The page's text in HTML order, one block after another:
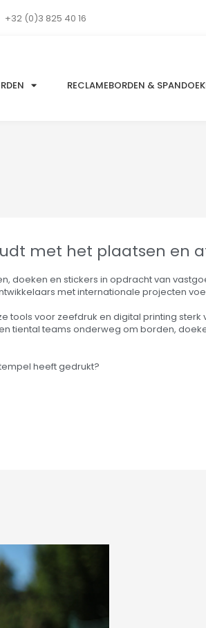
+32 (0)3 825 40 16
RECLAMEBORDEN &
met het plaatsen en
doeken en stickers in opdracht van
met internationale projecten
tools voor zeefdruk en digital printing
tiental teams onderweg om borden,
heeft gedrukt?